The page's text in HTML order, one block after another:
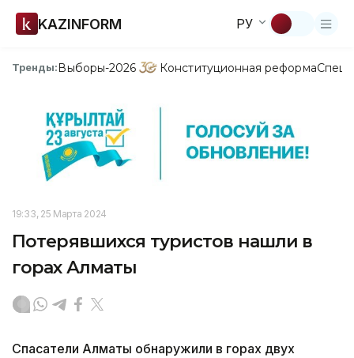
KAZINFORM РУ
Тренды:Выборы-2026 Конституционная реформа
19:33, 25 Марта 2024
Потерявшихся туристов нашли в
горах Алматы
Спасатели Алматы обнаружили в горах двух